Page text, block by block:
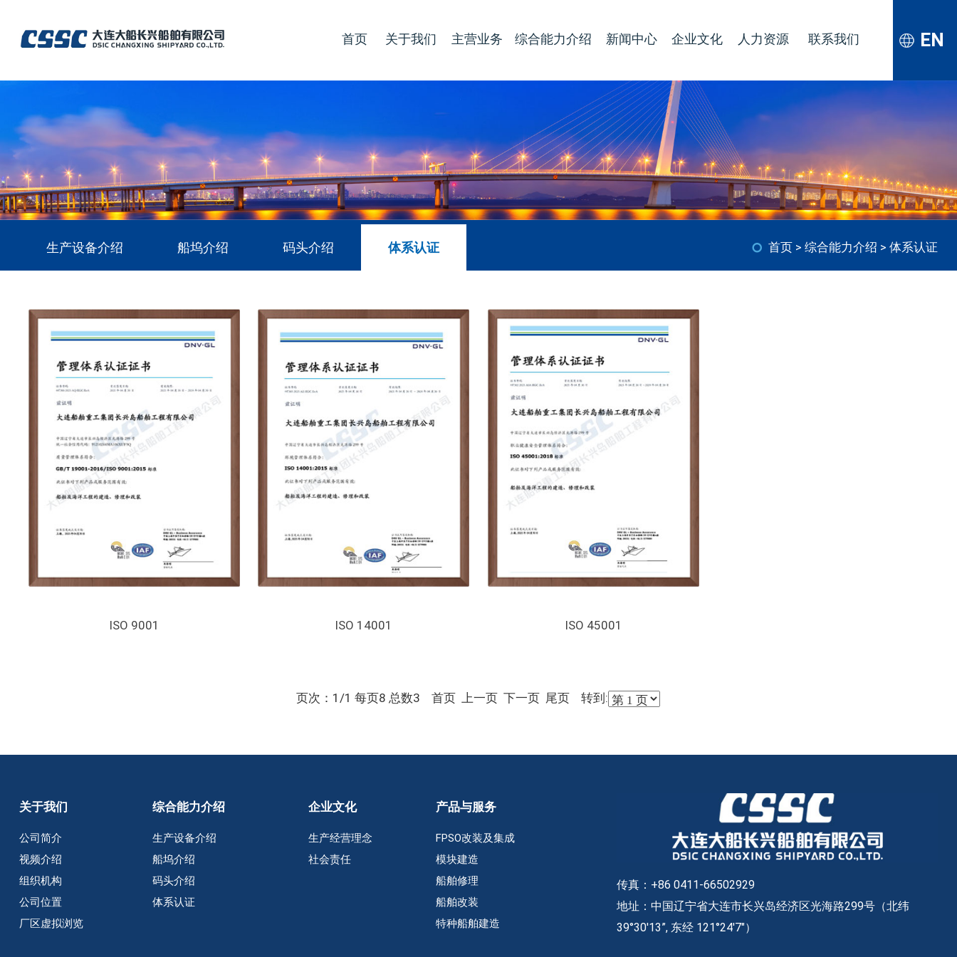
首页 关于我们 主营业务 综合能力介绍 新闻中心 企业文化 人力资源 联系我们 EN
生产设备介绍 船坞介绍 码头介绍 体系认证 首页 >综合能力介绍 > 体系认证
ISO 9001 ISO 14001 ISO 45001
页次：1/1 每页8 总数3 首页 上一页 下一页 尾页 转到:
关于我们
公司简介
视频介绍
组织机构
公司位置
厂区虚拟浏览
综合能力介绍
生产设备介绍
船坞介绍
码头介绍
体系认证
企业文化
生产经营理念
社会责任
产品与服务
FPSO改装及集成
模块建造
船舶修理
船舶改装
特种船舶建造
传真：+86 0411-66502929
地址：中国辽宁省大连市长兴岛经济区光海路299号（北纬
39°30'13”, 东经 121°24'7"）